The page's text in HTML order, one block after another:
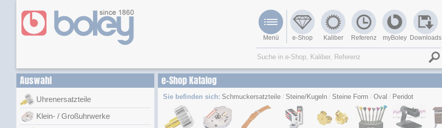
Menü e-Shop Kaliber Referenz myBoley Downloads
Auswahl
Uhrenersatzteile
Klein- / Großuhrwerke
e-Shop Katalog
Sie befinden sich: Schmuckersatzteile Steine/Kugeln Steine Form Oval Peridot